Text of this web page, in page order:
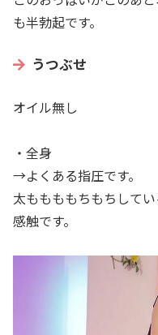
も半勃起です。
うつぶせ
オイル無し
・全身
→よくある指圧です。
太ももももちもちして
感触です。